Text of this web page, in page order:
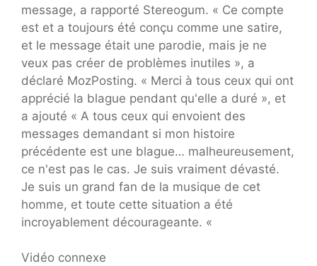
message, a rapporté Stereogum. « Ce compte
est et a toujours été conçu comme une satire,
et le message était une parodie, mais je ne
veux pas créer de problèmes inutiles », a
déclaré MozPosting. « Merci à tous ceux qui ont
apprécié la blague pendant qu'elle a duré », et
a ajouté « A tous ceux qui envoient des
messages demandant si mon histoire
précédente est une blague… malheureusement,
ce n'est pas le cas. Je suis vraiment dévasté.
Je suis un grand fan de la musique de cet
homme, et toute cette situation a été
incroyablement décourageante. «
Vidéo connexe